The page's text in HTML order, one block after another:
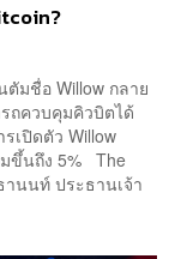
มชื่อ Willow กลาย
ถควบคุมคิวบิตได้
เปิดตัว Willow
มขึ้นถึง 5% The
นนท์ ประธานเจ้า